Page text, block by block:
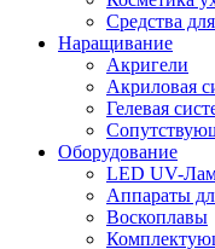
Средства
Наращивание
Акригели
Акриловая
Гелевая
Оборудование
LED UV-
Аппараты
Воскоплавы